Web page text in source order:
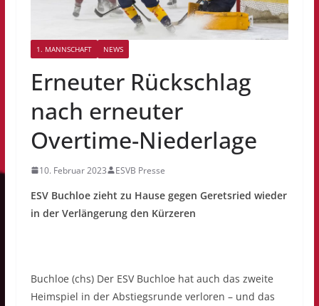
1. MANNSCHAFT NEWS
Erneuter Rückschlag
nach erneuter
Overtime-Niederlage
10. Februar 2023 ESVB Presse
ESV Buchloe zieht zu Hause gegen Geretsried wieder
in der Verlängerung den Kürzeren
Buchloe (chs) Der ESV Buchloe hat auch das zweite
Heimspiel in der Abstiegsrunde verloren – und das